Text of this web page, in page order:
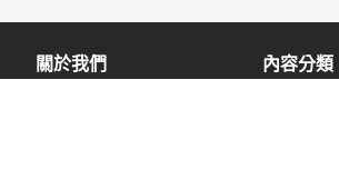
關於我們 內容分類